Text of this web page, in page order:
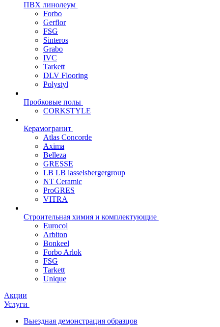
ПВХ линолеум
Forbo
Gerflor
FSG
Sinteros
Grabo
IVC
Tarkett
DLV Flooring
Polystyl
Пробковые полы
CORKSTYLE
Керамогранит
Atlas Concorde
Axima
Belleza
GRESSE
LB LB lasselsbergergroup
NT Ceramic
ProGRES
VITRA
Строительная химия и комплектующие
Eurocol
Arbiton
Bonkeel
Forbo Arlok
FSG
Tarkett
Unique
Акции
Услуги
Выездная демонстрация образцов